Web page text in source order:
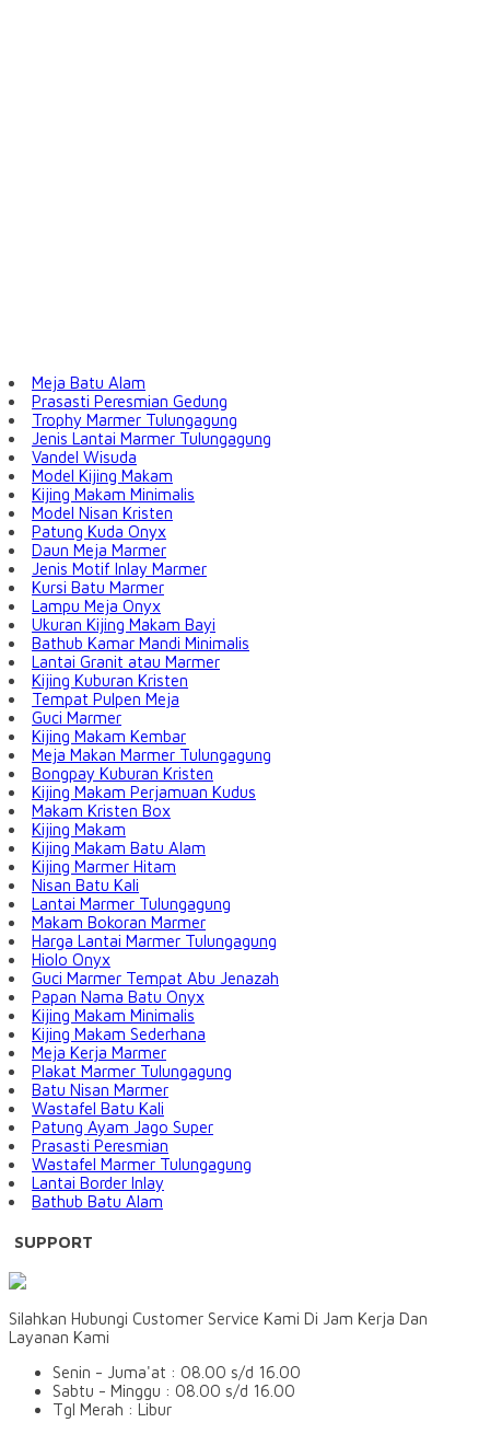
Meja Batu Alam
Prasasti Peresmian Gedung
Trophy Marmer Tulungagung
Jenis Lantai Marmer Tulungagung
Vandel Wisuda
Model Kijing Makam
Kijing Makam Minimalis
Model Nisan Kristen
Patung Kuda Onyx
Daun Meja Marmer
Jenis Motif Inlay Marmer
Kursi Batu Marmer
Lampu Meja Onyx
Ukuran Kijing Makam Bayi
Bathub Kamar Mandi Minimalis
Lantai Granit atau Marmer
Kijing Kuburan Kristen
Tempat Pulpen Meja
Guci Marmer
Kijing Makam Kembar
Meja Makan Marmer Tulungagung
Bongpay Kuburan Kristen
Kijing Makam Perjamuan Kudus
Makam Kristen Box
Kijing Makam
Kijing Makam Batu Alam
Kijing Marmer Hitam
Nisan Batu Kali
Lantai Marmer Tulungagung
Makam Bokoran Marmer
Harga Lantai Marmer Tulungagung
Hiolo Onyx
Guci Marmer Tempat Abu Jenazah
Papan Nama Batu Onyx
Kijing Makam Minimalis
Kijing Makam Sederhana
Meja Kerja Marmer
Plakat Marmer Tulungagung
Batu Nisan Marmer
Wastafel Batu Kali
Patung Ayam Jago Super
Prasasti Peresmian
Wastafel Marmer Tulungagung
Lantai Border Inlay
Bathub Batu Alam
SUPPORT
Silahkan Hubungi Customer Service Kami Di Jam Kerja Dan
Layanan Kami
Senin - Juma'at : 08.00 s/d 16.00
Sabtu - Minggu : 08.00 s/d 16.00
Tgl Merah : Libur